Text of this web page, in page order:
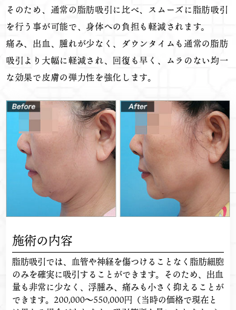
そのため、通常の脂肪吸引に比べ、スムーズに脂肪吸引
を行う事が可能で、身体への負担も軽減されます。
痛み、出血、腫れが少なく、ダウンタイムも通常の脂肪
吸引より大幅に軽減され、回復も早く、ムラのない均一
な効果で皮膚の弾力性を強化します。
施術の内容
脂肪吸引では、血管や神経を傷つけることなく脂肪細胞
のみを確実に吸引することができます。そのため、出血
量も非常に少なく、浮腫み、痛みも小さく抑えることが
できます。200,000〜550,000円（当時の価格で現在と